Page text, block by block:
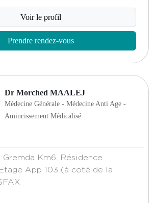
Voir le profil
Prendre rendez-vous
Dr Morched MAALEJ
Médecine Générale - Médecine Anti Age -
Amincissement Médicalisé
Gremda Km6. Résidence
App 103 (à coté de la